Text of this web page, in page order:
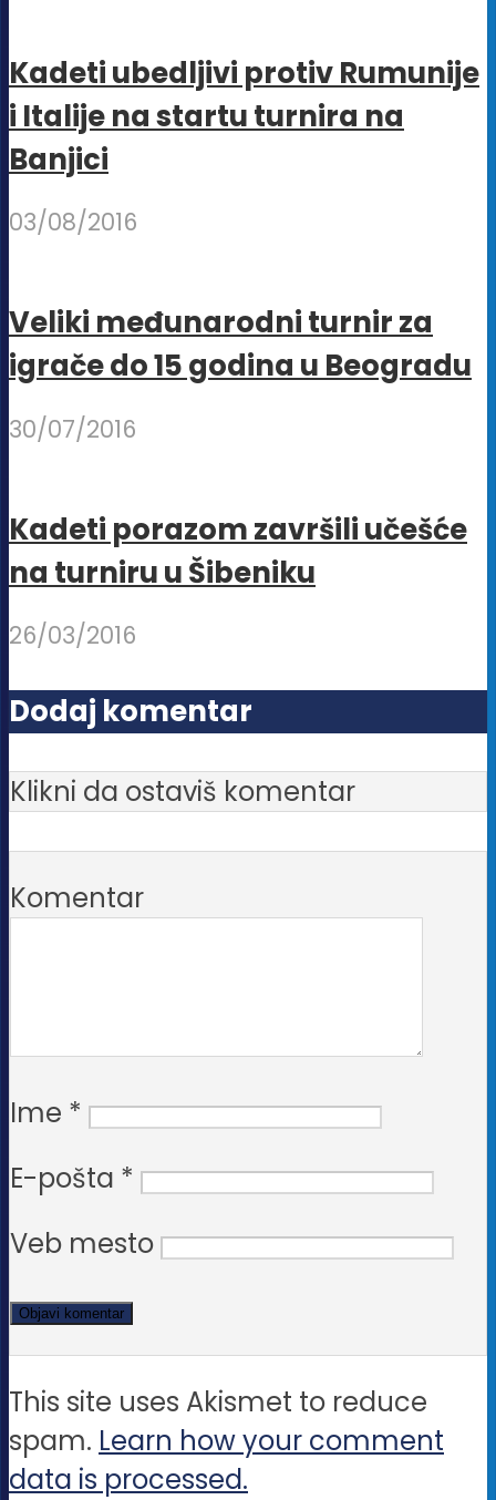
Kadeti ubedljivi protiv Rumunije
i Italije na startu turnira na
Banjici
03/08/2016
Veliki međunarodni turnir za
igrače do 15 godina u Beogradu
30/07/2016
Kadeti porazom završili učešće
na turniru u Šibeniku
26/03/2016
Dodaj komentar
Klikni da ostaviš komentar
Komentar
Ime *
E-pošta *
Veb mesto
This site uses Akismet to reduce
spam. Learn how your comment
data is processed.